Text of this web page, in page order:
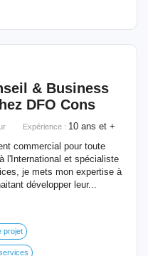
& Business
DFO Cons
Expérience : 10 ans et +
commercial pour toute
l'International et spécialiste
je mets mon expertise à
développer leur...
projet